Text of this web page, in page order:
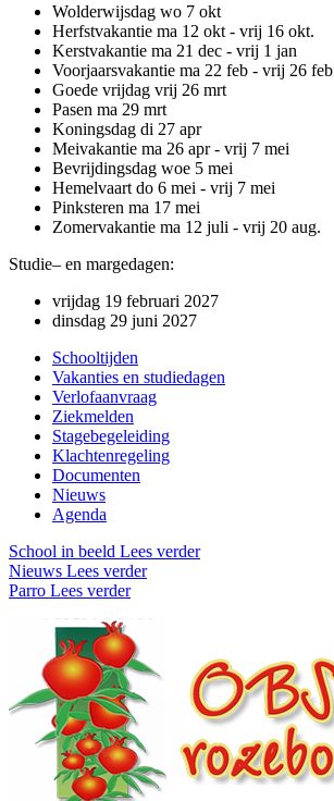
Wolderwijsdag wo 7 okt
Herfstvakantie ma 12 okt - vrij 16 okt.
Kerstvakantie ma 21 dec - vrij 1 jan
Voorjaarsvakantie ma 22 feb - vrij 26 feb
Goede vrijdag vrij 26 mrt
Pasen ma 29 mrt
Koningsdag di 27 apr
Meivakantie ma 26 apr - vrij 7 mei
Bevrijdingsdag woe 5 mei
Hemelvaart do 6 mei - vrij 7 mei
Pinksteren ma 17 mei
Zomervakantie ma 12 juli - vrij 20 aug.
Studie– en margedagen:
vrijdag 19 februari 2027
dinsdag 29 juni 2027
Schooltijden
Vakanties en studiedagen
Verlofaanvraag
Ziekmelden
Stagebegeleiding
Klachtenregeling
Documenten
Nieuws
Agenda
School in beeld Lees verder
Nieuws Lees verder
Parro Lees verder